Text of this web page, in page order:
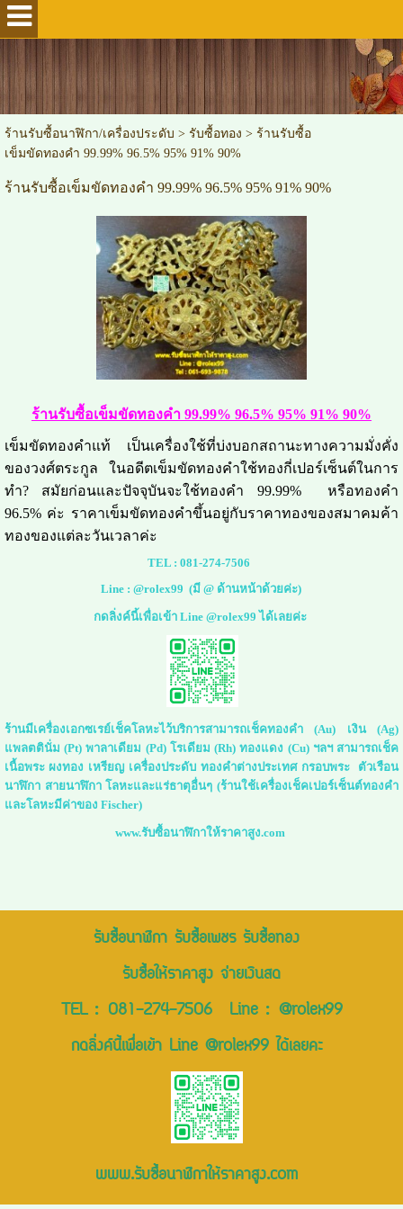
ร้านรับซื้อนาฬิกา/เครื่องประดับ > รับซื้อทอง > ร้านรับซื้อ
เข็มขัดทองคำ 99.99% 96.5% 95% 91% 90%
ร้านรับซื้อเข็มขัดทองคำ 99.99% 96.5% 95% 91% 90%
ร้านรับซื้อเข็มขัดทองคำ 99.99% 96.5% 95% 91% 90%
เข็มขัดทองคำแท้ เป็นเครื่องใช้ที่บ่งบอกสถานะทางความมั่งคั่ง
ของวงศ์ตระกูล ในอดีตเข็มขัดทองคำใช้ทองกี่เปอร์เซ็นต์ในการ
ทำ? สมัยก่อนและปัจจุบันจะใช้ทองคำ 99.99% หรือทองคำ
96.5% ค่ะ ราคาเข็มขัดทองคำขึ้นอยู่กับราคาทองของสมาคมค้า
ทองของแต่ละวันเวลาค่ะ
TEL : 081-274-7506
Line :@rolex99 (มี @ ด้านหน้าด้วยค่ะ)
กดลิ่งค์นี้เพื่อเข้า Line @rolex99 ได้เลยค่ะ
ร้านมีเครื่องเอกซเรย์เช็คโลหะไว้บริการสามารถเช็คทองคำ (Au) เงิน (Ag)
แพลตตินั่ม (Pt) พาลาเดียม (Pd) โรเดียม (Rh) ทองแดง (Cu) ฯลฯ สามารถเช็ค
เนื้อพระ ผงทอง เหรียญ เครื่องประดับ ทองคำต่างประเทศ กรอบพระ ตัวเรือน
นาฬิกา สายนาฬิกา โลหะและแร่ธาตุอื่นๆ (ร้านใช้เครื่องเช็คเปอร์เซ็นต์ทองคำ
และโลหะมีค่าของ Fischer)
www.รับซื้อนาฬิกาให้ราคาสูง.com
รับซื้อนาฬิกา รับซื้อเพชร รับซื้อทอง
รับซื้อให้ราคาสูง จ่ายเงินสด
TEL : 081-274-7506Line : @rolex99
กดลิ่งค์นี้เพื่อเข้า Line @rolex99 ได้เลยคะ
www.รับซื้อนาฬิกาให้ราคาสูง.com